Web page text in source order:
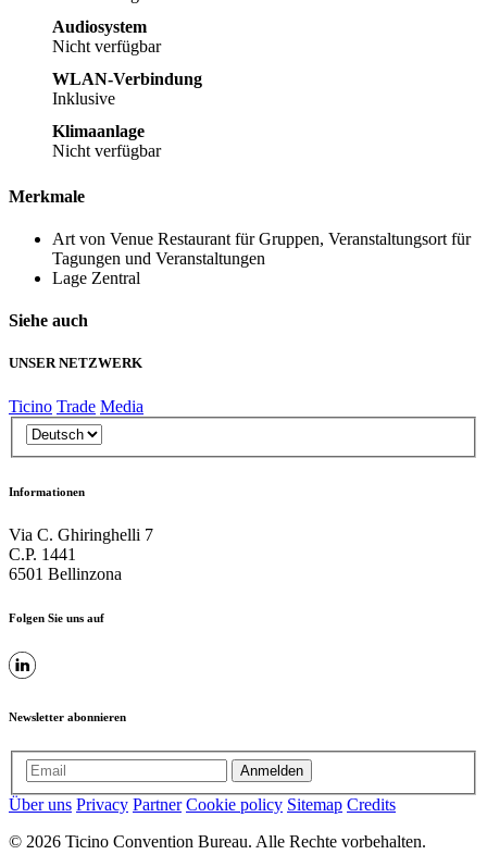
Audiosystem
Nicht verfügbar
WLAN-Verbindung
Inklusive
Klimaanlage
Nicht verfügbar
Merkmale
Art von Venue Restaurant für Gruppen, Veranstaltungsort für
Tagungen und Veranstaltungen
Lage Zentral
Siehe auch
UNSER NETZWERK
Ticino Trade Media
Informationen
Via C. Ghiringhelli 7
C.P. 1441
6501 Bellinzona
Folgen Sie uns auf
Newsletter abonnieren
Anmelden
Über uns Privacy Partner Cookie policy Sitemap Credits
© 2026 Ticino Convention Bureau. Alle Rechte vorbehalten.